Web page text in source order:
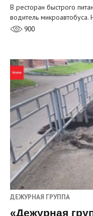
В ресторан быстрого
водитель
900
ДЕЖУРНАЯ ГРУППА
«Дежурная